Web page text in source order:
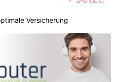
Versicherung